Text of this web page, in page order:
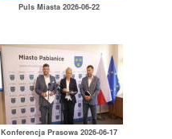
Puls Miasta 2026-06-22
Konferencja Prasowa 2026-06-17